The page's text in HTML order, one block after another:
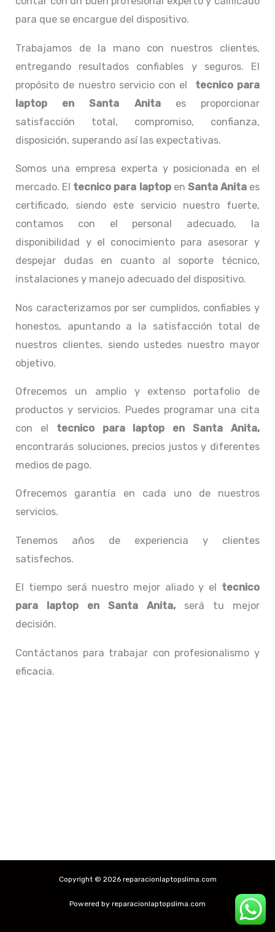
para que se encargue del dispositivo.
Trabajamos de la mano con nuestros clientes,
entregando resultados confiables y seguros. El
propósito de nuestro servicio con el tecnico para
laptop en Santa Anitaes proporcionar
satisfacción total, compromiso, confianza,
disposición, superando así las expectativas.
Somos una empresa experta y posicionada en el
mercado. El tecnico para laptop en Santa Anitaes
certificado, siendo este servicio nuestro fuerte,
contamos con el personal adecuado, la
disponibilidad y el conocimiento para asesorar y
despejar dudas en cuanto al soporte técnico,
instalaciones y manejo adecuado del dispositivo.
Nos caracterizamos por ser cumplidos, confiables y
honestos, apuntando a la satisfacción total de
nuestros clientes, siendo ustedes nuestro mayor
objetivo.
Ofrecemos un amplio y extenso portafolio de
productos y servicios. Puedes programar una cita
con el tecnico para laptop en Santa Anita,
encontrarás soluciones, precios justos y diferentes
medios de pago.
Ofrecemos garantía en cada uno de nuestros
servicios.
Tenemos años de experiencia y clientes
satisfechos.
El tiempo será nuestro mejor aliado y el tecnico
para laptop en Santa Anita, será tu mejor
decisión.
Contáctanos para trabajar con profesionalismo y
eficacia.
Copyright © 2026 reparacionlaptopslima.com
Powered by reparacionlaptopslima.com